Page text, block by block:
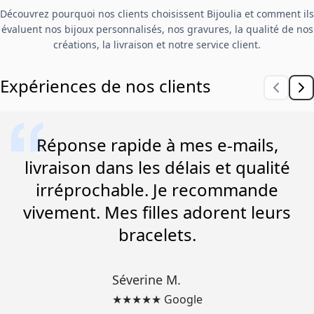
Découvrez pourquoi nos clients choisissent Bijoulia et comment ils
évaluent nos bijoux personnalisés, nos gravures, la qualité de nos
créations, la livraison et notre service client.
Expériences de nos clients
Réponse rapide à mes e-mails,
livraison dans les délais et qualité
irréprochable. Je recommande
vivement. Mes filles adorent leurs
bracelets.
Séverine M.
★★★★★ Google